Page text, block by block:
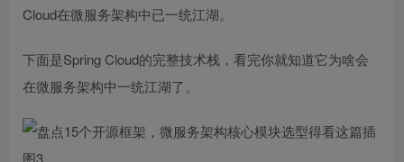
Cloud在微服务架构中已一统江湖。
下面是Spring Cloud的完整技术栈，看完你就知道它为啥会
在微服务架构中一统江湖了。